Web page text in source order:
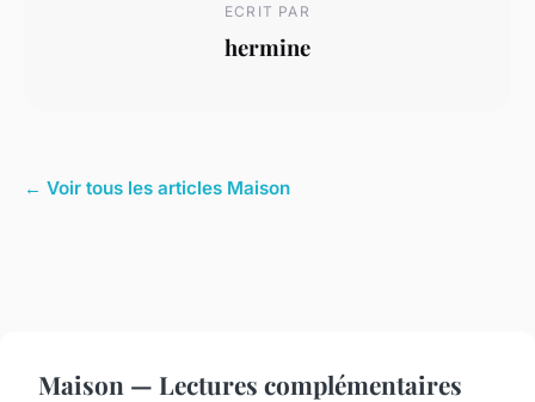
ECRIT PAR
hermine
← Voir tous les articles Maison
Maison — Lectures complémentaires